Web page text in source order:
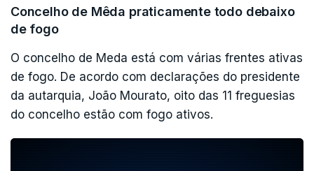
Concelho de Mêda praticamente todo debaixo
de fogo
O concelho de Meda está com várias frentes ativas
de fogo. De acordo com declarações do presidente
da autarquia, João Mourato, oito das 11 freguesias
do concelho estão com fogo ativos.